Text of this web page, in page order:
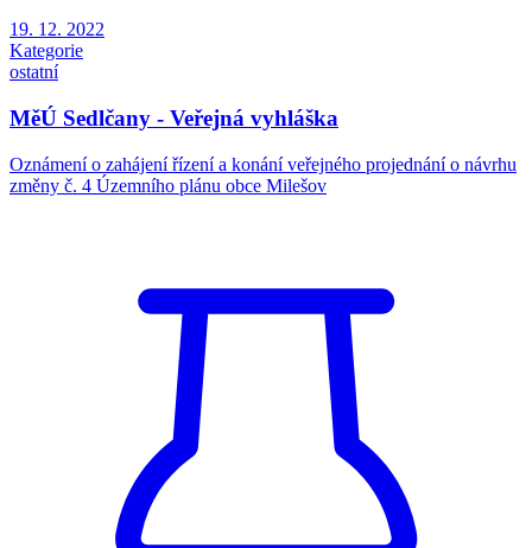
19. 12. 2022
Kategorie
ostatní
MěÚ Sedlčany - Veřejná vyhláška
Oznámení o zahájení řízení a konání veřejného projednání o návrhu
změny č. 4 Územního plánu obce Milešov